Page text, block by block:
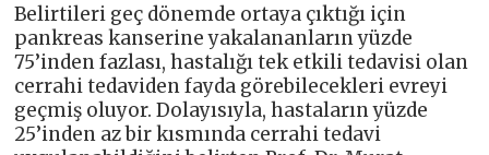
Belirtileri geç dönemde ortaya çıktığı için
pankreas kanserine yakalananların yüzde
75’inden fazlası, hastalığı tek etkili tedavisi olan
cerrahi tedaviden fayda görebilecekleri evreyi
geçmiş oluyor. Dolayısıyla, hastaların yüzde
25’inden az bir kısmında cerrahi tedavi